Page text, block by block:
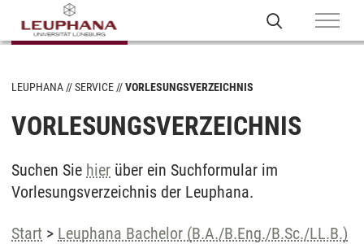
LEUPHANA SERVICE VORLESUNGSVERZEICHNIS
VORLESUNGSVERZEICHNIS
Suchen Sie hier über ein Suchformular im
Vorlesungsverzeichnis der Leuphana.
Start > Leuphana Bachelor (B.A./B.Eng./B.Sc./LL.B.)